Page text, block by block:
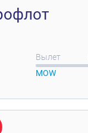
Вылет
MOW